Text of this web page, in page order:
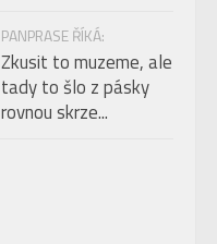
PANPRASE ŘÍKÁ:
Zkusit to muzeme, ale
tady to šlo z pásky
rovnou skrze...